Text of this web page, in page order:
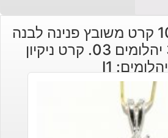
תליון זהב לבן 10 קרט משובץ פנינה לבנה
5.8 מ"מ + 3 יהלומים 03. קרט ניקיון
יהלומים: I1